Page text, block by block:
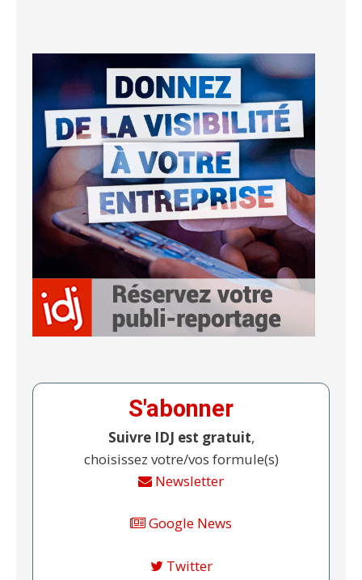
S'abonner
Suivre IDJ est gratuit,
choisissez votre/vos formule(s)
Newsletter
Google News
Twitter